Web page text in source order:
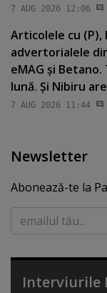
7 AUG 2026 12:06
Articolele cu (P),
advertorialele
eMAG şi
lună. Şi Nibiru
7 AUG 2026 11:44
Newsletter
Abonează-te la
Interviurile